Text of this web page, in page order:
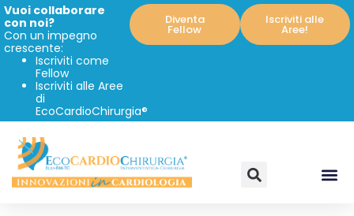
Vuoi collaborare
con noi?
Con un impegno
crescente:
Iscriviti come
Fellow
Iscriviti alle Aree
di
EcoCardioChirurgia®
Diventa
Fellow
Iscriviti alle
Aree!